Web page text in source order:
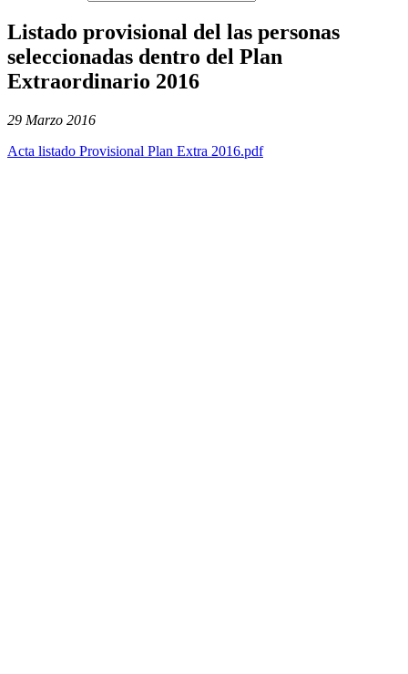
Listado provisional del las personas
seleccionadas dentro del Plan
Extraordinario 2016
29 Marzo 2016
Acta listado Provisional Plan Extra 2016.pdf